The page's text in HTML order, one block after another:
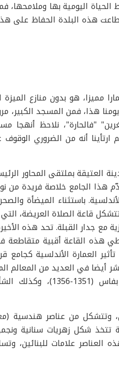
اليومية بها
هذه البلدة الحفاظ على
مميزا، هو بدون منازع
هذا، فمن المسجد الكبير،
"فالحارة"، نلاحظ
ارتأينا أنه من الضروري
العتيقة بملتقى المحاور
هذا الجامع خلاصة فريدة من
باستثناء الميضأة
قاعة الصلاة العريضة،
مع جدار القبلة. تحد هذه
القاعة أقبية متقاطعة
العمارة الأندلسية كجامع
أيضا في العديد من المعالم
بفاس (1351
-
1356)، وكذلك
وتتشكل من عناصر هندسية
تتخذ شكل زهريات سنانية
علامات للبنائين،